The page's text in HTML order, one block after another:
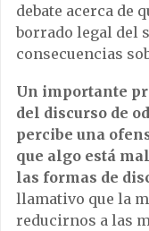
debate acerca de
borrado legal del
consecuencias
Un importante
del discurso de
percibe una
que algo está
las formas de
llamativo que la
reducirnos a las